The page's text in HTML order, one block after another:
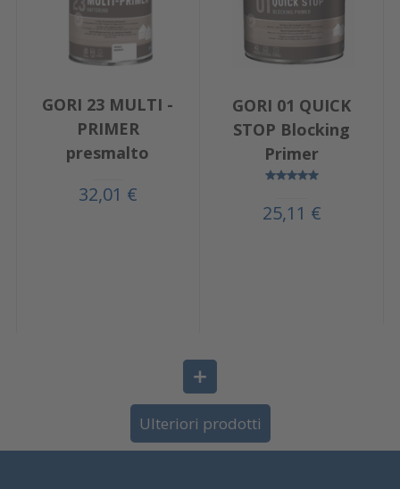
GORI 23 MULTI -
PRIMER
presmalto
32,01 €
GORI 01 QUICK
STOP Blocking
Primer
25,11 €
Ulteriori prodotti